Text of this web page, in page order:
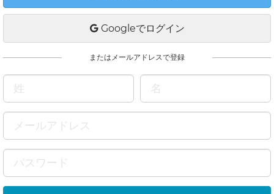
Googleでログイン
またはメールアドレスで登録